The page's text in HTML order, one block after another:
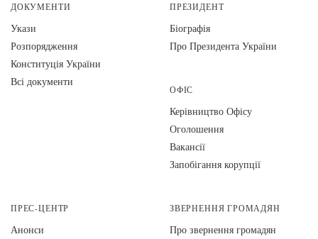
ДОКУМЕНТИ
Укази
Розпорядження
Конституція України
Всі документи
ПРЕЗИДЕНТ
Біографія
Про Президента України
ОФІС
Керівництво Офісу
Оголошення
Вакансії
Запобігання корупції
ПРЕС-ЦЕНТР
Анонси
ЗВЕРНЕННЯ ГРОМАДЯН
Про звернення громадян